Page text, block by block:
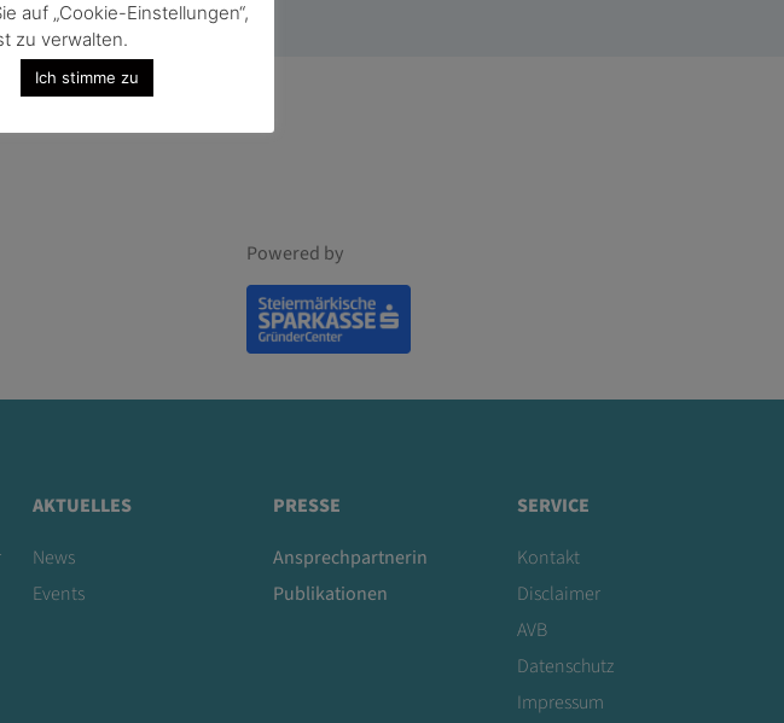
Powered by
AKTUELLES
News
Events
PRESSE
Ansprechpartnerin
Publikationen
SERVICE
Kontakt
Disclaimer
AVB
Datenschutz
Impressum
auf „Cookie-Einstellungen“,
zu verwalten.
Ich stimme zu